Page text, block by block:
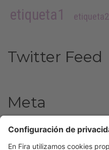
etiqueta1 etiqueta2
Twitter Feed
Meta
Acceder